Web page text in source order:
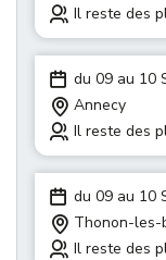
Il reste des
du 09 au 10
Annecy
Il reste des
du 09 au 10
Thonon-les-
Il reste des